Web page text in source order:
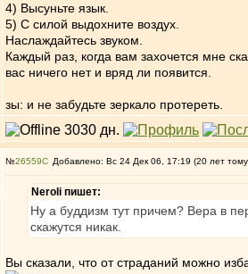
4) Высуньте язык.
5) С силой выдохните воздух.
Наслаждайтесь звуком.
Каждый раз, когда вам захочется мне
вас ничего нет и вряд ли появится.
зы: и не забудьте зеркало протереть.
№26559 Добавлено: Вс 24 Дек 06, 17:19 (20 лет
Neroli пишет:
Ну а буддизм тут причем? Вера в
скажутся никак.
Вы сказали, что от страданий можно